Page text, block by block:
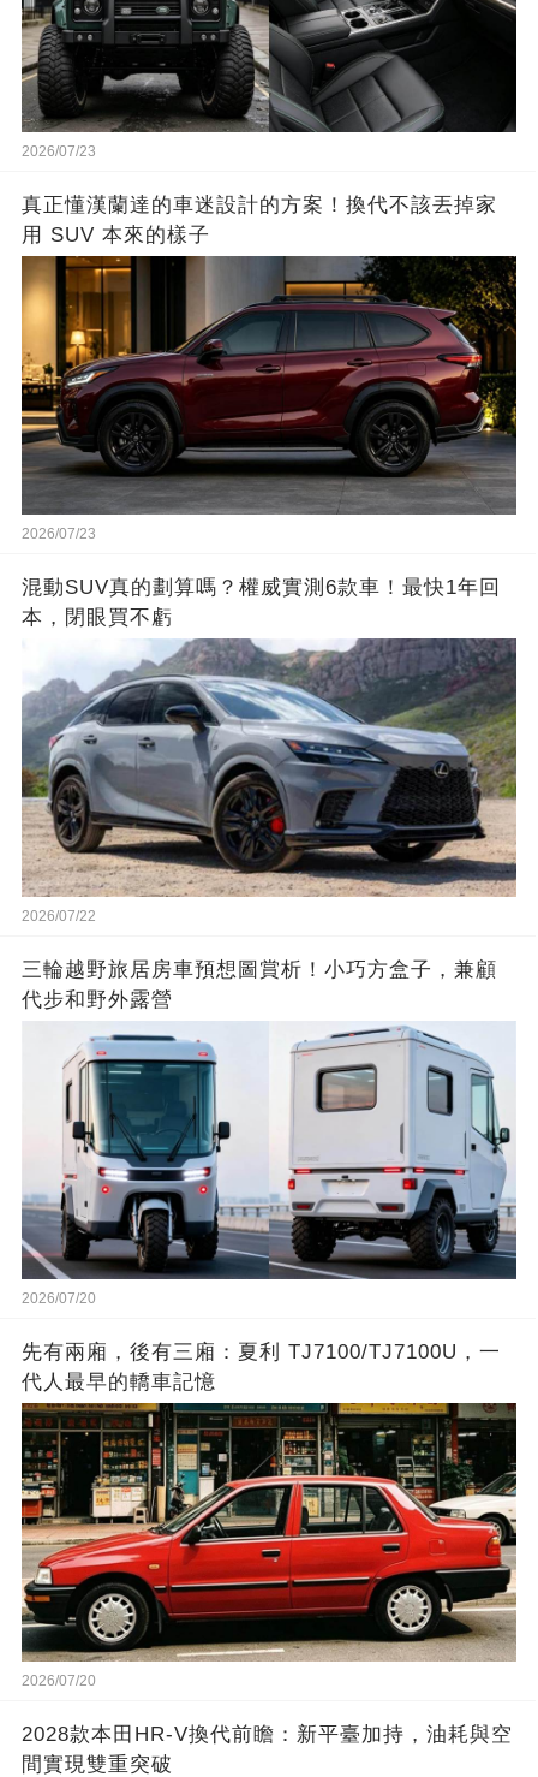
2026/07/23
真正懂漢蘭達的車迷設計的方案！換代不該丟掉家
用 SUV 本來的樣子
2026/07/23
混動SUV真的劃算嗎？權威實測6款車！最快1年回
本，閉眼買不虧
2026/07/22
三輪越野旅居房車預想圖賞析！小巧方盒子，兼顧
代步和野外露營
2026/07/20
先有兩廂，後有三廂：夏利 TJ7100/TJ7100U，一
代人最早的轎車記憶
2026/07/20
2028款本田HR-V換代前瞻：新平臺加持，油耗與空
間實現雙重突破